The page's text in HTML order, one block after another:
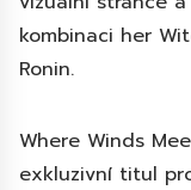
kombinaci her
Ronin.
Where Winds
exkluzivní titul